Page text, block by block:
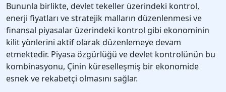
Bununla birlikte, devlet tekeller üzerindeki kontrol,
enerji fiyatları ve stratejik malların düzenlenmesi ve
finansal piyasalar üzerindeki kontrol gibi ekonominin
kilit yönlerini aktif olarak düzenlemeye devam
etmektedir. Piyasa özgürlüğü ve devlet kontrolünün bu
kombinasyonu, Çinin küreselleşmiş bir ekonomide
esnek ve rekabetçi olmasını sağlar.